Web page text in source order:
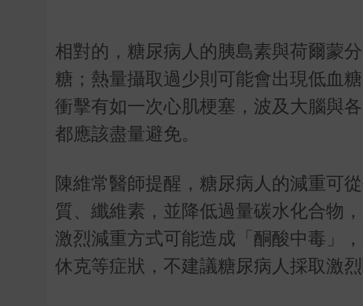
相對的，糖尿病人的胰島素與荷爾蒙
糖；熱量攝取過少則可能會出現低血
衝擊有如一次心肌梗塞，波及大腦與
都應該盡量避免。
陳維常醫師提醒，糖尿病人的減重可
質、纖維素，並降低過量碳水化合物
激烈減重方式可能造成「酮酸中毒」
休克等症狀，不建議糖尿病人採取激烈